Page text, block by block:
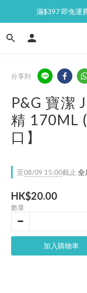
⭐逢星期
滿$397 即免運
💙
分享到
P&G 寶潔
精 170ML
口】
至08/09 15:00截止 全
HK$20.00
數量
加入購物車